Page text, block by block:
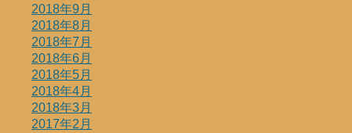
2018年9月
2018年8月
2018年7月
2018年6月
2018年5月
2018年4月
2018年3月
2017年2月